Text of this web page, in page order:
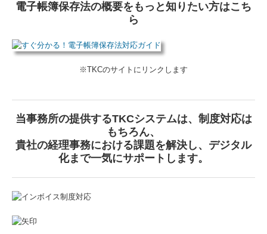
電子帳簿保存法の概要をもっと知りたい方はこち
ら
※TKCのサイトにリンクします
当事務所の提供するTKCシステムは、制度対応は
もちろん、
貴社の経理事務における課題を解決し、デジタル
化まで一気にサポートします。